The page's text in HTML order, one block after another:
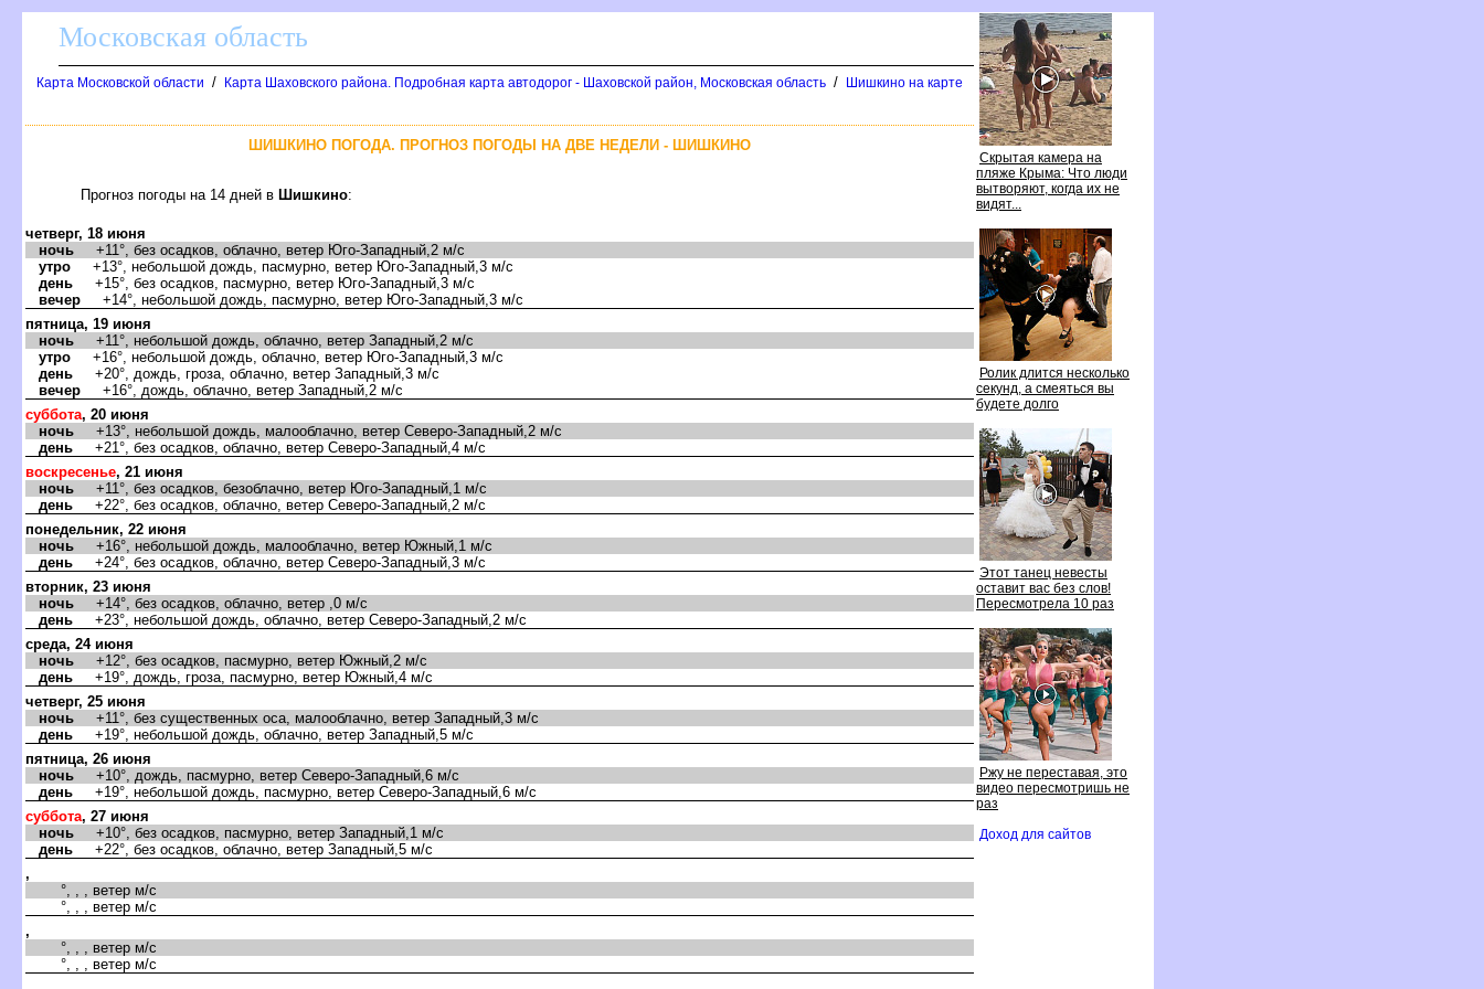
Скрытая камера на
пляже Крыма: Что люди
ытворяют, когда их не
идят...
Ролик длится несколько
секунд, а смеяться вы
удете долго
Этот танец невесты
оставит вас без слов!
Пересмотрела 10 раз
Ржу не переставая, это
идео пересмотришь не
раз
Доход для сайто
Московская область
Карта Московской области / Карта Шаховского района. Подробная карта автодорог - Шаховской район, Московская область / Шишкино на карте
ШИШКИНО ПОГОДА. ПРОГНОЗ ПОГОДЫ НА ДВЕ НЕДЕЛИ - ШИШКИНО
Прогноз погоды на 14 дней Шишкино:
четверг, 18 июня
ночь +11°, без осадков, облачно, ветер Юго-Западный,2 м/с
утро +13°, небольшой дождь, пасмурно, ветер Юго-Западный,3 м/с
день +15°, без осадков, пасмурно, ветер Юго-Западный,3 м/с
ечер +14°, небольшой дождь, пасмурно, ветер Юго-Западный,3 м/с
пятница, 19 июня
ночь +11°, небольшой дождь, облачно, ветер Западный,2 м/с
утро +16°, небольшой дождь, облачно, ветер Юго-Западный,3 м/с
день +20°, дождь, гроза, облачно, ветер Западный,3 м/с
ечер +16°, дождь, облачно, ветер Западный,2 м/с
суббота, 20 июня
ночь +13°, небольшой дождь, малооблачно, ветер Северо-Западный,2 м/с
день +21°, без осадков, облачно, ветер Северо-Западный,4 м/с
оскресенье, 21 июня
ночь +11°, без осадков, безоблачно, ветер Юго-Западный,1 м/с
день +22°, без осадков, облачно, ветер Северо-Западный,2 м/с
понедельник, 22 июня
ночь +16°, небольшой дождь, малооблачно, ветер Южный,1 м/с
день +24°, без осадков, облачно, ветер Северо-Западный,3 м/с
торник, 23 июня
ночь +14°, без осадков, облачно, ветер ,0 м/с
день +23°, небольшой дождь, облачно, ветер Северо-Западный,2 м/с
среда, 24 июня
ночь +12°, без осадков, пасмурно, ветер Южный,2 м/с
день +19°, дождь, гроза, пасмурно, ветер Южный,4 м/с
четверг, 25 июня
ночь +11°, без существенных оса, малооблачно, ветер Западный,3 м/с
день +19°, небольшой дождь, облачно, ветер Западный,5 м/с
пятница, 26 июня
ночь +10°, дождь, пасмурно, ветер Северо-Западный,6 м/с
день +19°, небольшой дождь, пасмурно, ветер Северо-Западный,6 м/с
суббота, 27 июня
ночь +10°, без осадков, пасмурно, ветер Западный,1 м/с
день +22°, без осадков, облачно, ветер Западный,5 м/с
,
°, , , ветер м/с
°, , , ветер м/с
,
°, , , ветер м/с
°, , , ветер м/с